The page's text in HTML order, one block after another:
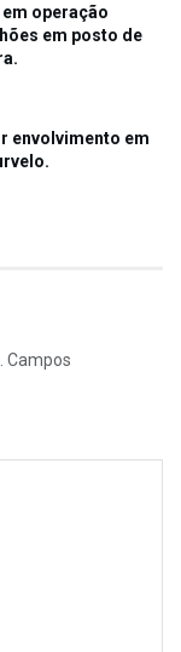
operação
em posto de
envolvimento em
Campos